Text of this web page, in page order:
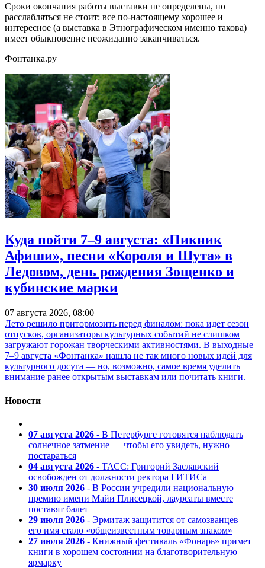
Сроки окончания работы выставки не определены, но
расслабляться не стоит: все по-настоящему хорошее и
интересное (а выставка в Этнографическом именно такова)
имеет обыкновение неожиданно заканчиваться.
Фонтанка.ру
Куда пойти 7–9 августа: «Пикник
Афиши», песни «Короля и Шута» в
Ледовом, день рождения Зощенко и
кубинские марки
07 августа 2026, 08:00
Лето решило притормозить перед финалом: пока идет сезон
отпусков, организаторы культурных событий не слишком
загружают горожан творческими активностями. В выходные
7–9 августа «Фонтанка» нашла не так много новых идей для
культурного досуга — но, возможно, самое время уделить
внимание ранее открытым выставкам или почитать книги.
Новости
07 августа 2026 - В Петербурге готовятся наблюдать
солнечное затмение — чтобы его увидеть, нужно
постараться
04 августа 2026 - ТАСС: Григорий Заславский
освобожден от должности ректора ГИТИСа
30 июля 2026 - В России учредили национальную
премию имени Майи Плисецкой, лауреаты вместе
поставят балет
29 июля 2026 - Эрмитаж защитится от самозванцев —
его имя стало «общеизвестным товарным знаком»
27 июля 2026 - Книжный фестиваль «Фонарь» примет
книги в хорошем состоянии на благотворительную
ярмарку